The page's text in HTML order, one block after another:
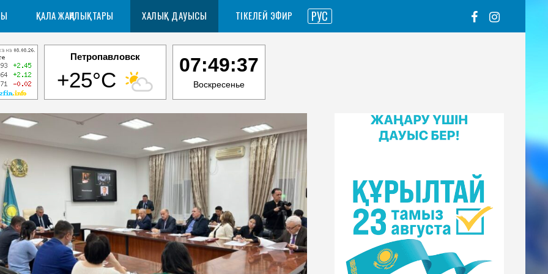
ҚАЛА ЖАҢАЛЫҚТАРЫ ХАЛЫҚ ДАУЫСЫ ТІКЕЛЕЙ ЭФИР РУС
Петропавловск
+25°C
07:49:38
Воскресенье